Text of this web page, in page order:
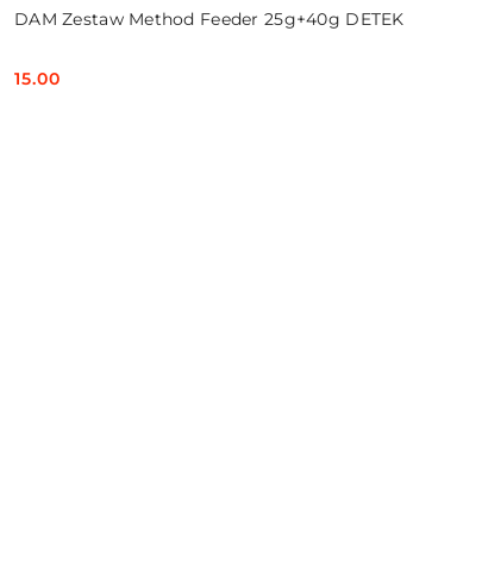
DAM Zestaw Method Feeder 25g+40g DETEK
Cena:
15.00